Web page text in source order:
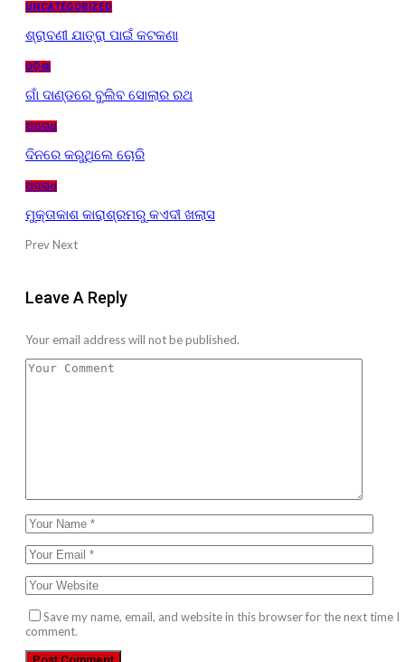
UNCATEGORIZED
ଶ୍ରାବଣୀ ଯାତ୍ରା ପାଇଁ କଟକଣା
ଓଡ଼ିଶା
ଗାଁ ଦାଣ୍ଡରେ ବୁଲିବ ସୋଲାର ରଥ
ଅପରାଧ
ଦିନରେ କରୁଥିଲେ ଚୋରି
ଅପରାଧ
ମୁକ୍ତାକାଶ କାରାଶ୍ରମରୁ କଏଦୀ ଖଲାସ
PrevNext
Leave A Reply
Your email address will not be published.
Save my name, email, and website in this browser for the next time I
comment.